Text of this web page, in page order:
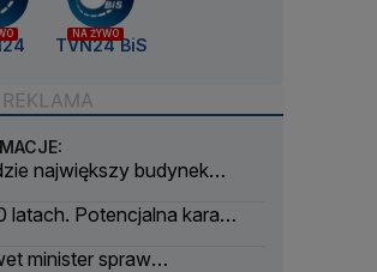
NA ŻYWO
TVN24 BiS
największy budynek
latach. Potencjalna kara
minister spraw